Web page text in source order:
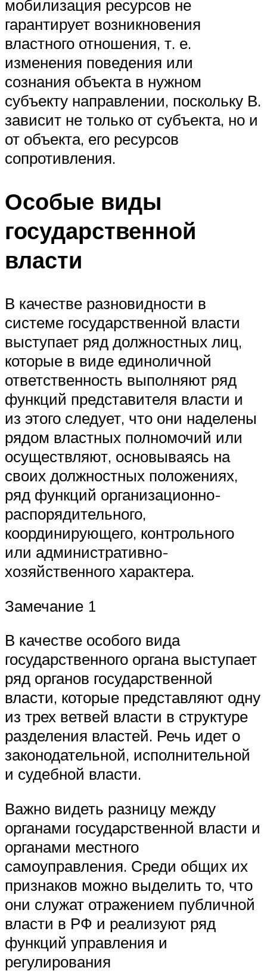
мобилизация ресурсов не
гарантирует возникновения
властного отношения, т. е.
изменения поведения или
сознания объекта в нужном
субъекту направлении, поскольку В.
зависит не только от субъекта, но и
от объекта, его ресурсов
сопротивления.
Особые виды
государственной
власти
В качестве разновидности в
системе государственной власти
выступает ряд должностных лиц,
которые в виде единоличной
ответственность выполняют ряд
функций представителя власти и
из этого следует, что они наделены
рядом властных полномочий или
осуществляют, основываясь на
своих должностных положениях,
ряд функций организационно-
распорядительного,
координирующего, контрольного
или административно-
хозяйственного характера.
Замечание 1
В качестве особого вида
государственного органа выступает
ряд органов государственной
власти, которые представляют одну
из трех ветвей власти в структуре
разделения властей. Речь идет о
законодательной, исполнительной
и судебной власти.
Важно видеть разницу между
органами государственной власти и
органами местного
самоуправления. Среди общих их
признаков можно выделить то, что
они служат отражением публичной
власти в РФ и реализуют ряд
функций управления и
регулирования